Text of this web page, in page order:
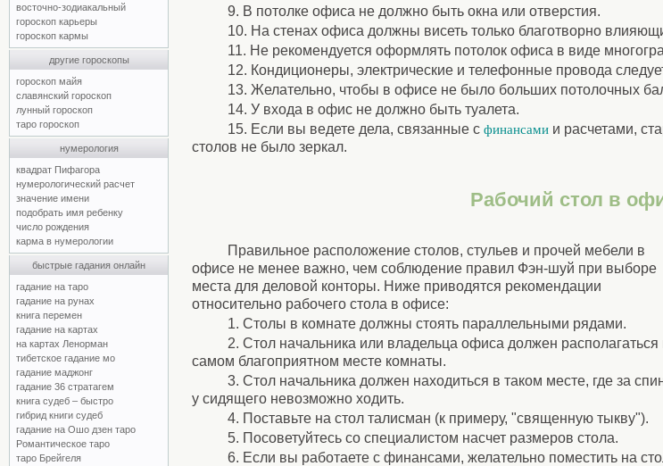
восточно-зодиакальный
гороскоп карьеры
гороскоп кармы
другие гороскопы
гороскоп майя
славянский гороскоп
лунный гороскоп
таро гороскоп
нумерология
квадрат Пифагора
нумерологический расчет
значение имени
подобрать имя ребенку
число рождения
карма в нумерологии
быстрые гадания онлайн
гадание на таро
гадание на рунах
книга перемен
гадание на картах
на картах Ленорман
тибетское гадание мо
гадание маджонг
гадание 36 стратагем
книга судеб – быстро
гибрид книги судеб
гадание на Ошо дзен таро
Романтическое таро
таро Брейгеля
9. В потолке офиса не должно быть окна или отверстия.
10. На стенах офиса должны висеть только благотворно
11. Не рекомендуется оформлять потолок офиса в виде
12. Кондиционеры, электрические и телефонные провода
13. Желательно, чтобы в офисе не было больших потолочных
14. У входа в офис не должно быть туалета.
15. Если вы ведете дела, связанные с финансами и расчетами,
столов не было зеркал.
Рабочий стол в
Правильное расположение столов, стульев и прочей мебели в
офисе не менее важно, чем соблюдение правил Фэн-шуй при выборе
места для деловой конторы. Ниже приводятся рекомендации
относительно рабочего стола в офисе:
1. Столы в комнате должны стоять параллельными рядами.
2. Стол начальника или владельца офиса должен располагаться
самом благоприятном месте комнаты.
3. Стол начальника должен находиться в таком месте, где за
у сидящего невозможно ходить.
4. Поставьте на стол талисман (к примеру, "священную тыкву").
5. Посоветуйтесь со специалистом насчет размеров стола.
6. Если вы работаете с финансами, желательно поместить на